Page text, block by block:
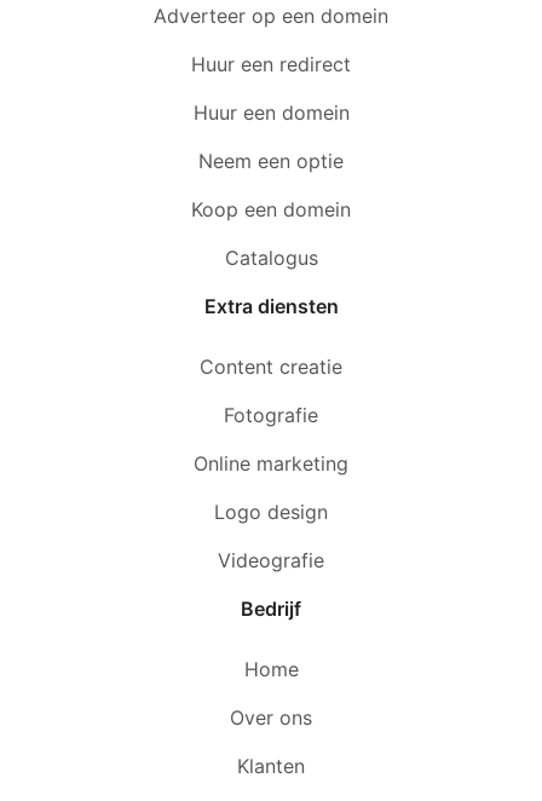
Adverteer op een domein
Huur een redirect
Huur een domein
Neem een optie
Koop een domein
Catalogus
Extra diensten
Content creatie
Fotografie
Online marketing
Logo design
Videografie
Bedrijf
Home
Over ons
Klanten